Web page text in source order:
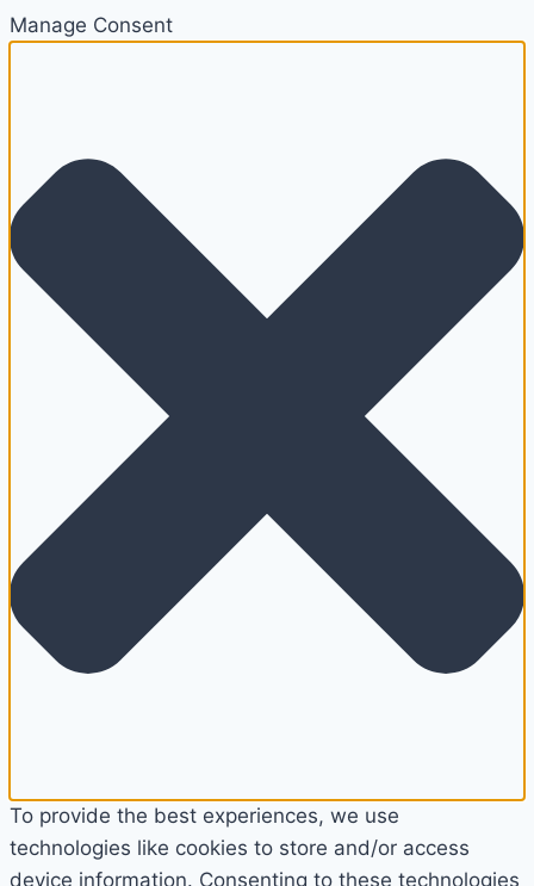
Manage Consent
To provide the best experiences, we use
technologies like cookies to store and/or access
device information. Consenting to these technologies